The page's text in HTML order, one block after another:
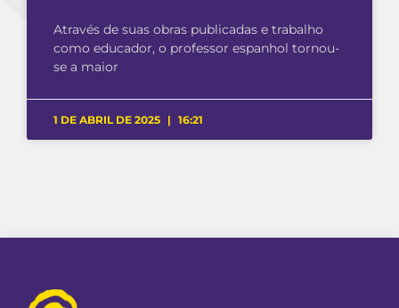
Através de suas obras publicadas e trabalho
como educador, o professor espanhol tornou-
se a maior
1 DE ABRIL DE 2025 16:21